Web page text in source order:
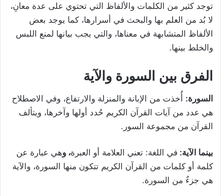
توجد كثير من الكلمات والألفاظ التي تحتوي على عدة معانِ،
لا بُد من العلم بها والبحث في أسرارها، كما يوجد بعض
الألفاظ المتشابهة في معناها، والتي يجب بيانها لمنع اللبس
والخلط بينها.
الفرق بين السورة والآية
السورة: أُخذت من الإبانة والمنزلة والارتفاع، وفي الاصطلاح
هي عدد من آيات القرآن الكريم حُدد أولها وآخرها، ويتألف
القرآن من مجموعة السور.
بينما الآية: في اللغة: تعني العلامة أو العبرة، وهي عبارة عن
كلمة أو كلمات من القرآن الكريم تتكون منها السورة، والآية
هي جزءٌ من السورة.